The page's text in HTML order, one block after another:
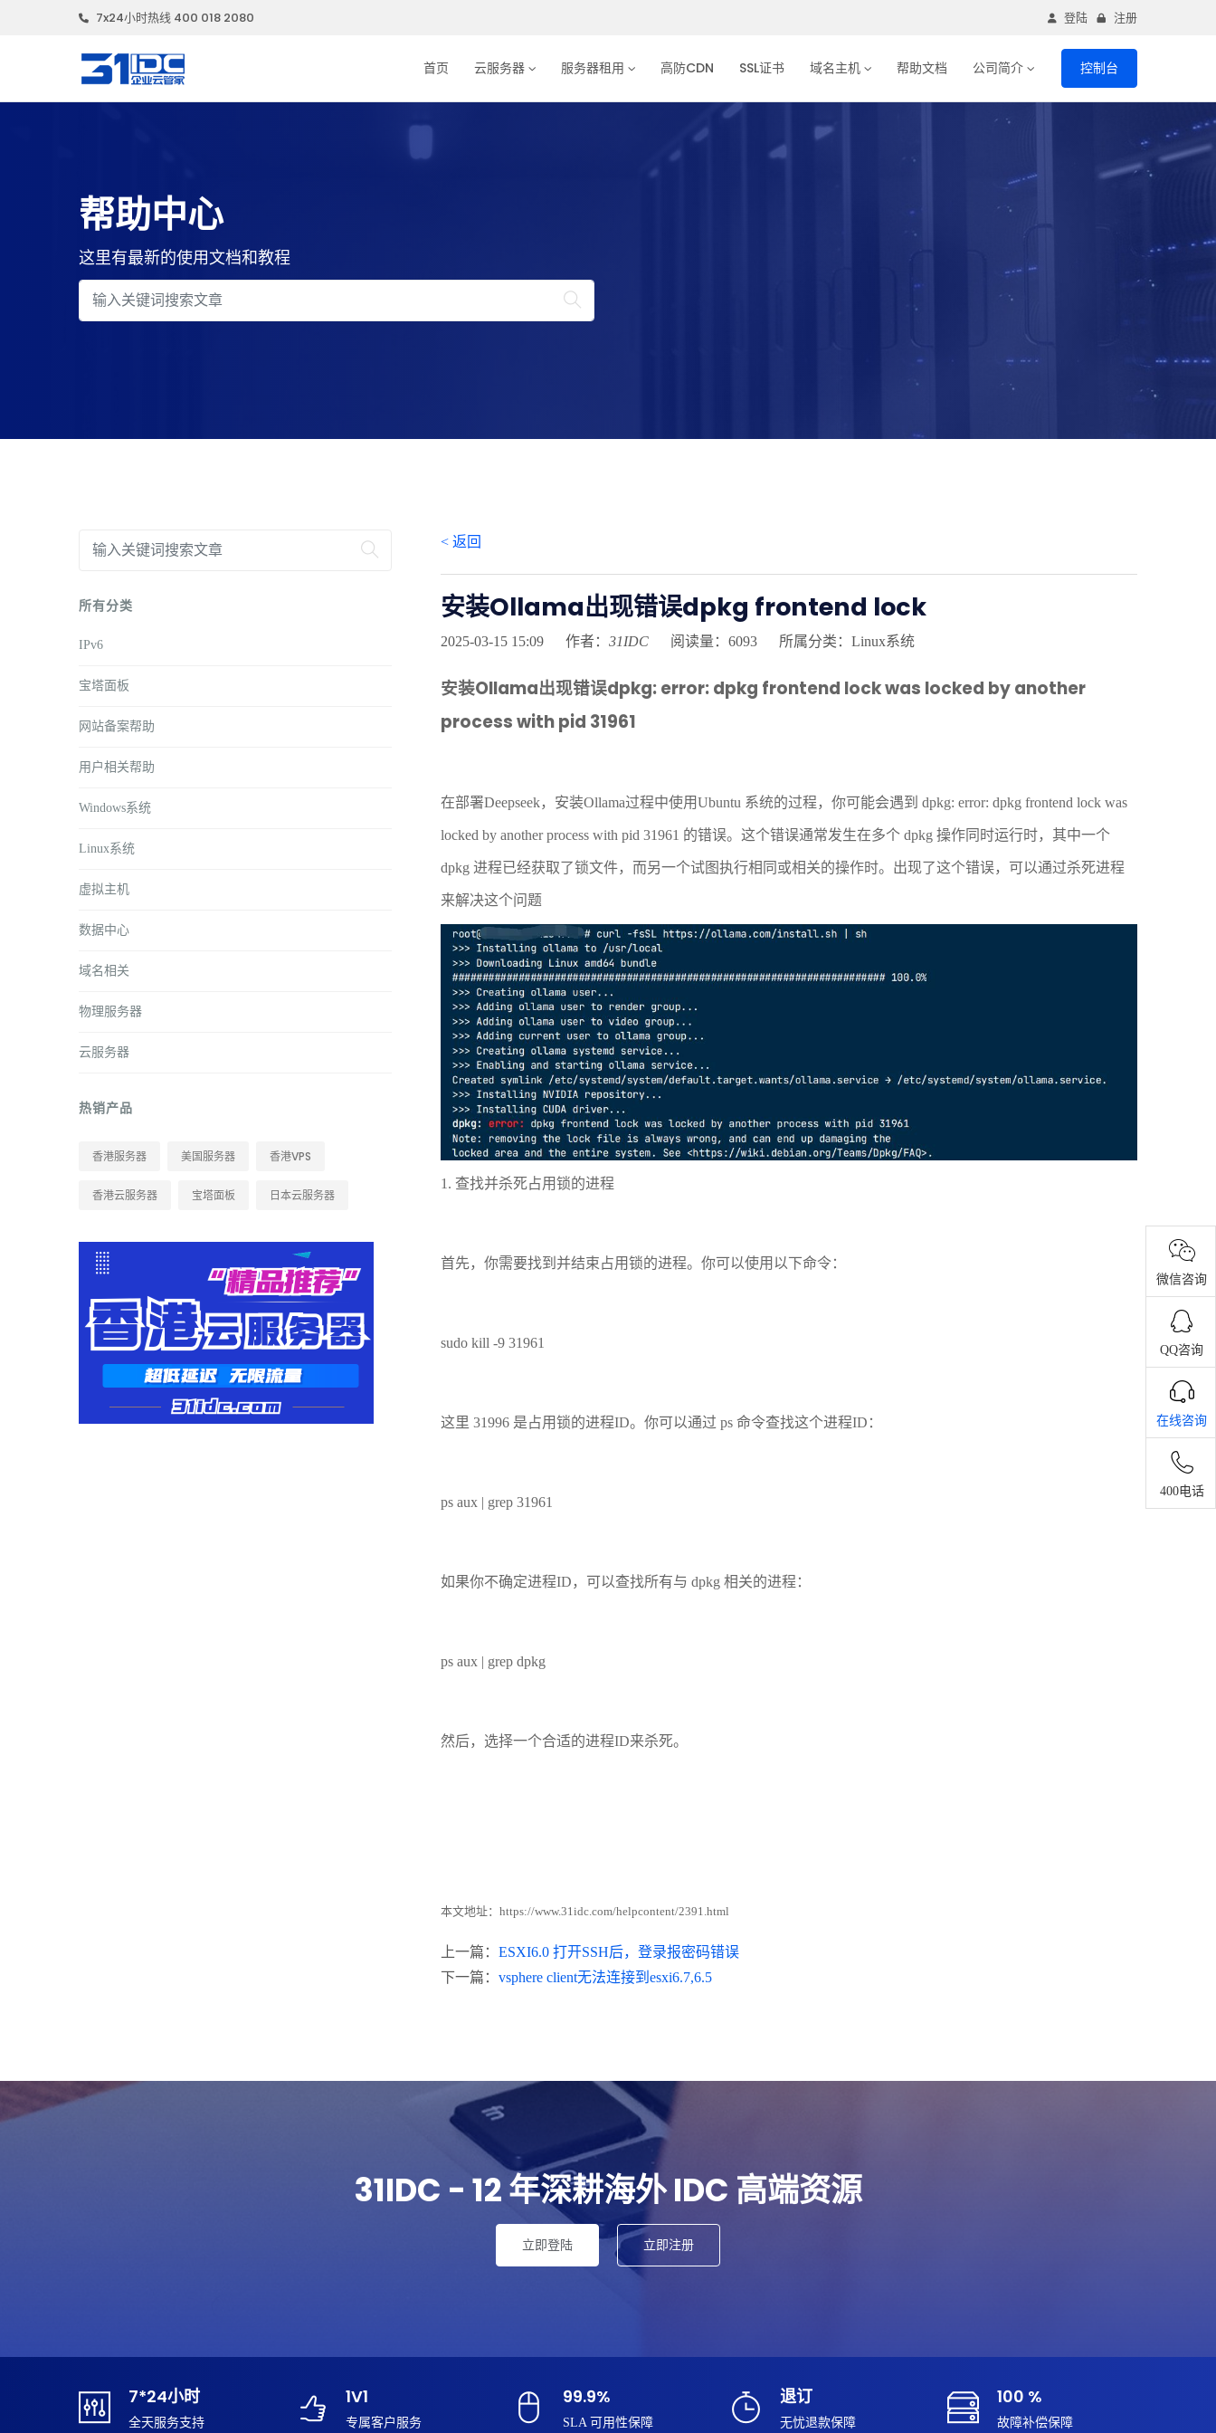
7x24小时热线 400 018 2080 登陆 注册
首页 云服务器 服务器租用 高防CDN SSL证书 域名主机 帮助文档 公司简介 控制台
微信咨询
QQ咨询
在线咨询
400电话
帮助中心
这里有最新的使用文档和教程
所有分类
IPv6
宝塔面板
网站备案帮助
用户相关帮助
Windows系统
Linux系统
虚拟主机
数据中心
域名相关
物理服务器
云服务器
热销产品
香港服务器 美国服务器 香港VPS
香港云服务器 宝塔面板 日本云服务器
< 返回
安装Ollama出现错误dpkg frontend lock
2025-03-15 15:09 作者： 31IDC 阅读量：6093 所属分类：Linux系统
安装Ollama出现错误dpkg: error: dpkg frontend lock was locked by another
process with pid 31961
在部署Deepseek，安装Ollama过程中使用Ubuntu 系统的过程，你可能会遇到 dpkg: error: dpkg frontend lock was
locked by another process with pid 31961 的错误。这个错误通常发生在多个 dpkg 操作同时运行时，其中一个
dpkg 进程已经获取了锁文件，而另一个试图执行相同或相关的操作时。出现了这个错误，可以通过杀死进程
来解决这个问题
1. 查找并杀死占用锁的进程
首先，你需要找到并结束占用锁的进程。你可以使用以下命令：
sudo kill -9 31961
这里 31996 是占用锁的进程ID。你可以通过 ps 命令查找这个进程ID：
ps aux | grep 31961
如果你不确定进程ID，可以查找所有与 dpkg 相关的进程：
ps aux | grep dpkg
然后，选择一个合适的进程ID来杀死。
本文地址： https://www.31idc.com/helpcontent/2391.html
上一篇： ESXI6.0 打开SSH后，登录报密码错误
下一篇： vsphere client无法连接到esxi6.7,6.5
31IDC - 12 年深耕海外 IDC 高端资源
立即登陆 立即注册
7*24小时
全天服务支持
1V1
专属客户服务
99.9%
SLA 可用性保障
退订
无忧退款保障
100 %
故障补偿保障